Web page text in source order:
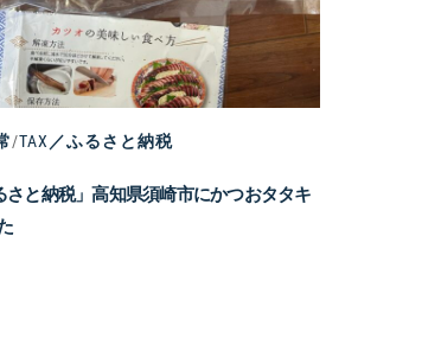
/TAX／ふるさと納税
さと納税」高知県須崎市にかつおタタキ